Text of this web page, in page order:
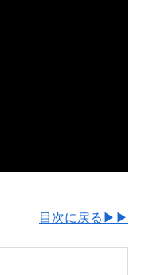
目次に戻る▶▶